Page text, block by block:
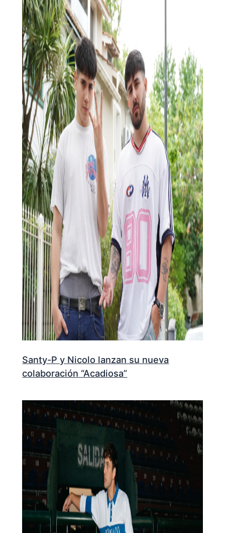
Santy-P y Nicolo lanzan su nueva
colaboración “Acadiosa”